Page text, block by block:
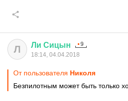
Л Ли Сицын
18:14, 04.04.2018
От пользователя Hиколя
Безпилотным может быть только